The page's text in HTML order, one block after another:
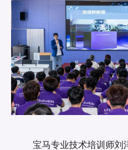
宝马专业技术培训师刘